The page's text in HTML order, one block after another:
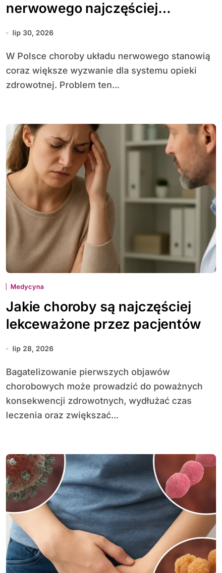
nerwowego najczęściej
diagnozuje się w Polsce
lip 30, 2026
W Polsce choroby układu nerwowego stanowią
coraz większe wyzwanie dla systemu opieki
zdrowotnej. Problem ten...
Medycyna
Jakie choroby są najczęściej
lekceważone przez pacjentów
lip 28, 2026
Bagatelizowanie pierwszych objawów
chorobowych może prowadzić do poważnych
konsekwencji zdrowotnych, wydłużać czas
leczenia oraz zwiększać...